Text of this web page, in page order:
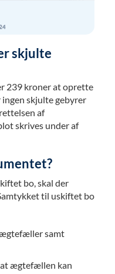
skjulte
239 kroner at oprette
skjulte gebyrer
af
skrives under af
bo, skal der
til uskiftet bo
ægtefæller samt
ægtefællen kan